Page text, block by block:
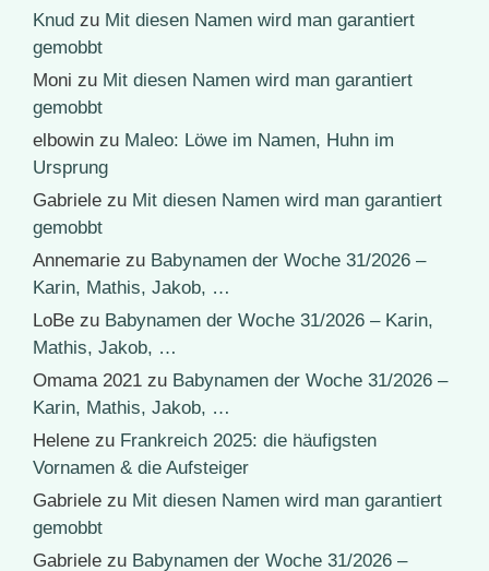
Knud zu Mit diesen Namen wird man garantiert
gemobbt
Moni zu Mit diesen Namen wird man garantiert
gemobbt
elbowin zu Maleo: Löwe im Namen, Huhn im
Ursprung
Gabriele zu Mit diesen Namen wird man garantiert
gemobbt
Annemarie zu Babynamen der Woche 31/2026 –
Karin, Mathis, Jakob, …
LoBe zu Babynamen der Woche 31/2026 – Karin,
Mathis, Jakob, …
Omama 2021 zu Babynamen der Woche 31/2026 –
Karin, Mathis, Jakob, …
Helene zu Frankreich 2025: die häufigsten
Vornamen & die Aufsteiger
Gabriele zu Mit diesen Namen wird man garantiert
gemobbt
Gabriele zu Babynamen der Woche 31/2026 –